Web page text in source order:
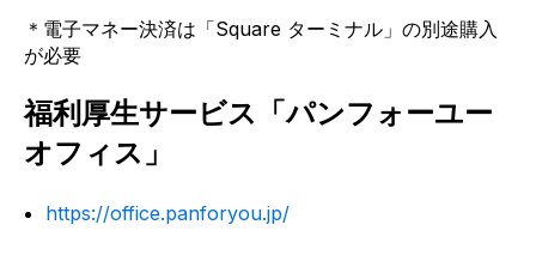
＊電子マネー決済は「Square ターミナル」の別途購入
が必要
福利厚生サービス「パンフォーユー
オフィス」
https://office.panforyou.jp/